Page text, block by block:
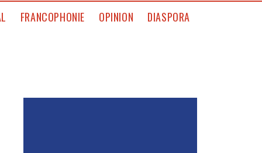
FRANCOPHONIE OPINION DIASPORA